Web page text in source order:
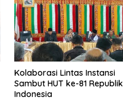
Kolaborasi Lintas Instansi
Sambut HUT ke-81 Republik
Indonesia